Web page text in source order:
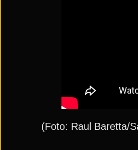
(Foto: Raul Baretta/